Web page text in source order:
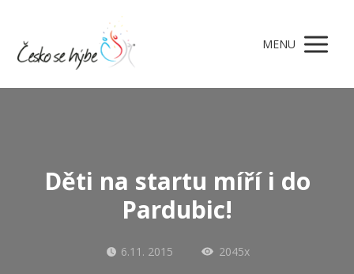
MENU
Děti na startu míří i do
Pardubic!
6.11. 2015 2045x